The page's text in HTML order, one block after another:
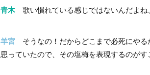
青木歌い慣れている感じではないんだよね
羊宮 そうなの！だからどこまで必死にやる
思っていたので、その塩梅を表現するのがす